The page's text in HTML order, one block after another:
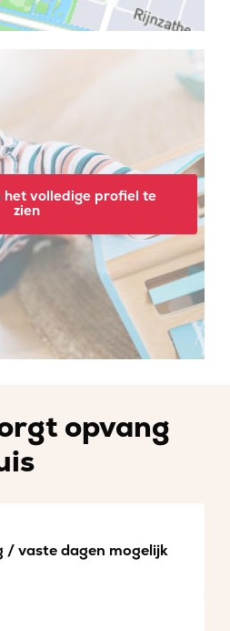
het volledige profiel te
zien
opvang
/ vaste dagen mogelijk